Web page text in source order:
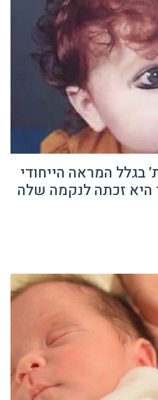
בגלל המראה הייחודי